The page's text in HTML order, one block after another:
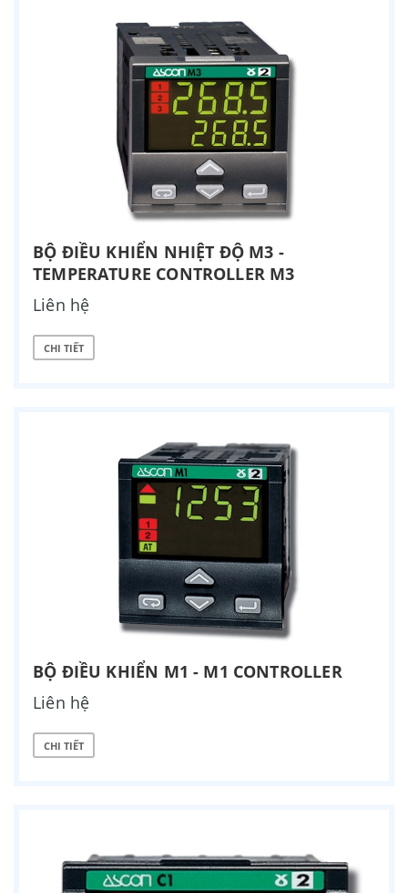
BỘ ĐIỀU KHIỂN NHIỆT ĐỘ M3 -
TEMPERATURE CONTROLLER M3
Liên hệ
CHI TIẾT
BỘ ĐIỀU KHIỂN M1 - M1 CONTROLLER
Liên hệ
CHI TIẾT